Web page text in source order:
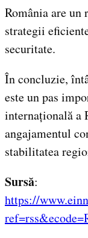
România are un
strategii
securitate.
În concluzie,
este un pas
internațională a
angajamentul
stabilitatea
Sursă:
https://